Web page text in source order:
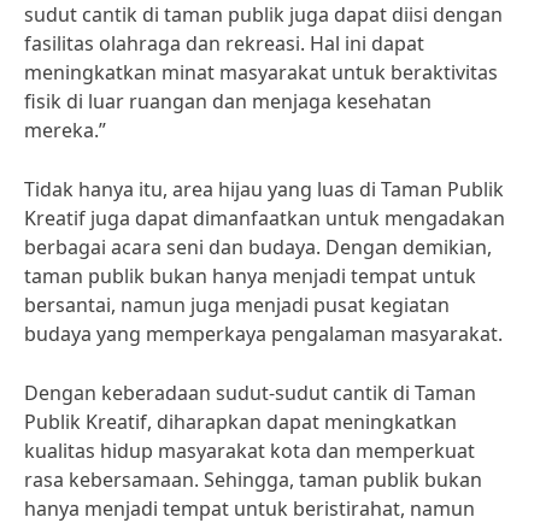
sudut cantik di taman publik juga dapat diisi dengan
fasilitas olahraga dan rekreasi. Hal ini dapat
meningkatkan minat masyarakat untuk beraktivitas
fisik di luar ruangan dan menjaga kesehatan
mereka.”
Tidak hanya itu, area hijau yang luas di Taman Publik
Kreatif juga dapat dimanfaatkan untuk mengadakan
berbagai acara seni dan budaya. Dengan demikian,
taman publik bukan hanya menjadi tempat untuk
bersantai, namun juga menjadi pusat kegiatan
budaya yang memperkaya pengalaman masyarakat.
Dengan keberadaan sudut-sudut cantik di Taman
Publik Kreatif, diharapkan dapat meningkatkan
kualitas hidup masyarakat kota dan memperkuat
rasa kebersamaan. Sehingga, taman publik bukan
hanya menjadi tempat untuk beristirahat, namun